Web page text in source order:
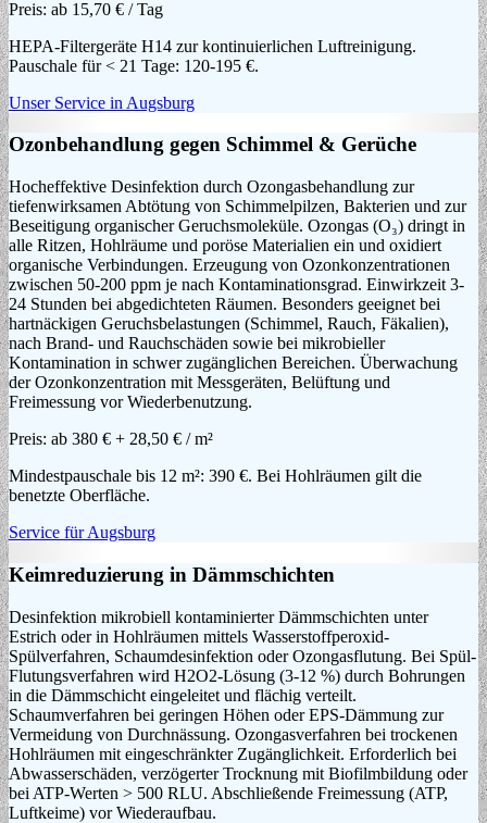
Preis: ab 15,70 € / Tag
HEPA-Filtergeräte H14 zur kontinuierlichen Luftreinigung.
Pauschale für < 21 Tage: 120-195 €.
Unser Service in Augsburg
Ozonbehandlung gegen Schimmel & Gerüche
Hocheffektive Desinfektion durch Ozongasbehandlung zur
tiefenwirksamen Abtötung von Schimmelpilzen, Bakterien und zur
Beseitigung organischer Geruchsmoleküle. Ozongas (O₃) dringt in
alle Ritzen, Hohlräume und poröse Materialien ein und oxidiert
organische Verbindungen. Erzeugung von Ozonkonzentrationen
zwischen 50-200 ppm je nach Kontaminationsgrad. Einwirkzeit 3-
24 Stunden bei abgedichteten Räumen. Besonders geeignet bei
hartnäckigen Geruchsbelastungen (Schimmel, Rauch, Fäkalien),
nach Brand- und Rauchschäden sowie bei mikrobieller
Kontamination in schwer zugänglichen Bereichen. Überwachung
der Ozonkonzentration mit Messgeräten, Belüftung und
Freimessung vor Wiederbenutzung.
Preis: ab 380 € + 28,50 € / m²
Mindestpauschale bis 12 m²: 390 €. Bei Hohlräumen gilt die
benetzte Oberfläche.
Service für Augsburg
Keimreduzierung in Dämmschichten
Desinfektion mikrobiell kontaminierter Dämmschichten unter
Estrich oder in Hohlräumen mittels Wasserstoffperoxid-
Spülverfahren, Schaumdesinfektion oder Ozongasflutung. Bei Spül-
Flutungsverfahren wird H2O2-Lösung (3-12 %) durch Bohrungen
in die Dämmschicht eingeleitet und flächig verteilt.
Schaumverfahren bei geringen Höhen oder EPS-Dämmung zur
Vermeidung von Durchnässung. Ozongasverfahren bei trockenen
Hohlräumen mit eingeschränkter Zugänglichkeit. Erforderlich bei
Abwasserschäden, verzögerter Trocknung mit Biofilmbildung oder
bei ATP-Werten > 500 RLU. Abschließende Freimessung (ATP,
Luftkeime) vor Wiederaufbau.